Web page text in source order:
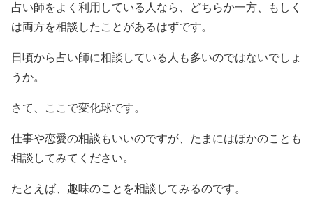
占い師をよく利用している人なら、どちらか一方、もしく
は両方を相談したことがあるはずです。
日頃から占い師に相談している人も多いのではないでしょ
うか。
さて、ここで変化球です。
仕事や恋愛の相談もいいのですが、たまにはほかのことも
相談してみてください。
たとえば、趣味のことを相談してみるのです。